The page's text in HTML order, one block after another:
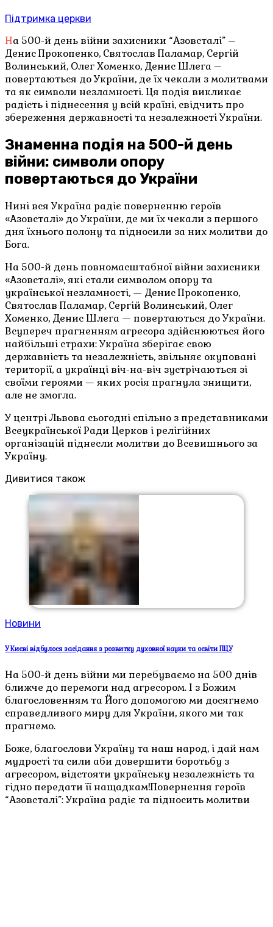
Підтримка церкви
На 500-й день війни захисники “Азовсталі” –
Денис Прокопенко, Святослав Паламар, Сергій
Волинський, Олег Хоменко, Денис Шлега –
повертаються до України, де їх чекали з молитвами
та як символи незламності. Ця подія викликає
радість і піднесення у всій країні, свідчить про
збереження державності та незалежності України.
Знаменна подія на 500-й день
війни: символи опору
повертаються до України
Нині вся Україна радіє поверненню героїв
«Азовсталі» до України, де ми їх чекали з першого
дня їхнього полону та підносили за них молитви до
Бога.
На 500-й день повномасштабної війни захисники
«Азовсталі», які стали символом опору та
української незламності, — Денис Прокопенко,
Святослав Паламар, Сергій Волинський, Олег
Хоменко, Денис Шлега — повертаються до України.
Всупереч прагненням агресора здійснюються його
найбільші страхи: Україна зберігає свою
державність та незалежність, звільняє окуповані
території, а українці віч-на-віч зустрічаються зі
своїми героями — яких росія прагнула знищити,
але не змогла.
У центрі Львова сьогодні спільно з представниками
Всеукраїнської Ради Церков і релігійних
організацій піднесли молитви до Всевишнього за
Україну.
Дивитися також
Новини
У Києві відбулося засідання з розвитку духовної науки та освіти ПЦУ
На 500-й день війни ми перебуваємо на 500 днів
ближче до перемоги над агресором. І з Божим
благословенням та Його допомогою ми досягнемо
справедливого миру для України, якого ми так
прагнемо.
Боже, благослови Україну та наш народ, і дай нам
мудрості та сили аби довершити боротьбу з
агресором, відстояти українську незалежність та
гідно передати її нащадкам!Повернення героїв
“Азовсталі”: Україна радіє та підносить молитви